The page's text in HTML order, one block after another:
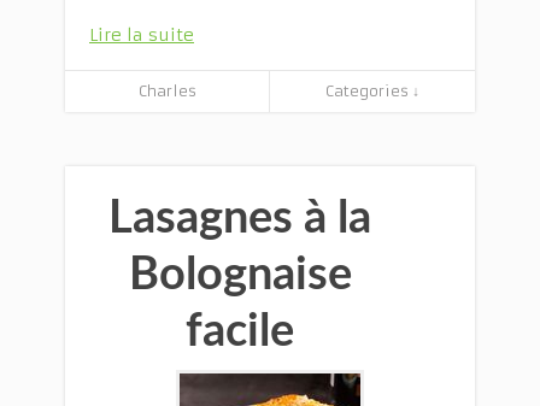
Lire la suite
Charles Categories ↓
Lasagnes à la
Bolognaise
facile